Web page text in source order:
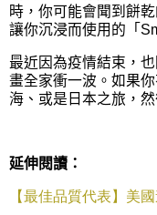
時，你可能會聞到餅
讓你沉浸而使用的 「
最近因為疫情結束，
畫全家衝一波。如果
海、或是日本之旅，
延伸閱讀：
【最佳品質代表】美